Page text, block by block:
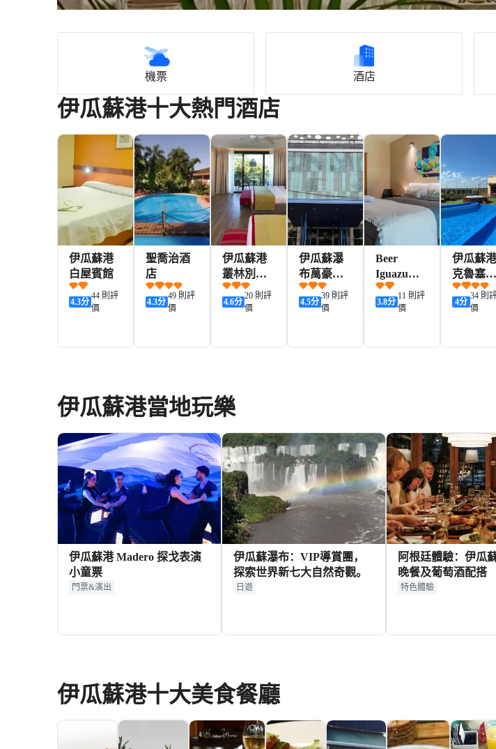
機票 酒店
伊瓜蘇港十大熱門酒店
伊瓜蘇港
白屋賓館
4.3分
44 則評
價
聖喬治酒
店
4.3分
49 則評
價
伊瓜蘇港
叢林別墅
酒店
4.6分
20 則評
價
伊瓜蘇瀑
布萬豪旗
下酒店
4.5分
39 則評
價
Beer
Iguazu酒
店 - 旅館
3.8分
11 則評
價
伊瓜蘇港
克魯塞羅
大酒店
4分
34 則
價
伊瓜蘇港當地玩樂
伊瓜蘇港 Madero 探戈表演
小童票
門票&演出
伊瓜蘇瀑布：VIP導賞團，
探索世界新七大自然奇觀。
日遊
阿根廷體驗：伊瓜
晚餐及葡萄酒配搭
特色體驗
伊瓜蘇港十大美食餐廳